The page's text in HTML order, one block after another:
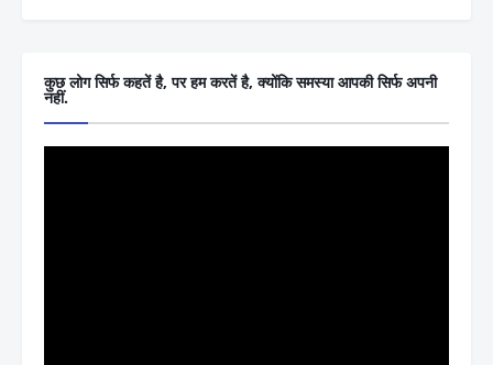
कुछ लोग सिर्फ कहतें है, पर हम करतें है, क्योंकि समस्या आपकी सिर्फ अपनी
नहीं.